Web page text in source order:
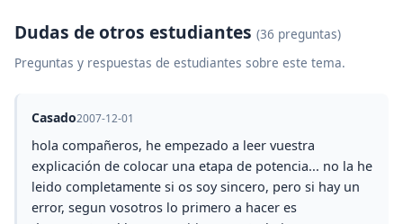
Dudas de otros estudiantes (36 preguntas)
Preguntas y respuestas de estudiantes sobre este tema.
Casado2007-12-01
hola compañeros, he empezado a leer vuestra
explicación de colocar una etapa de potencia... no la he
leido completamente si os soy sincero, pero si hay un
error, segun vosotros lo primero a hacer es